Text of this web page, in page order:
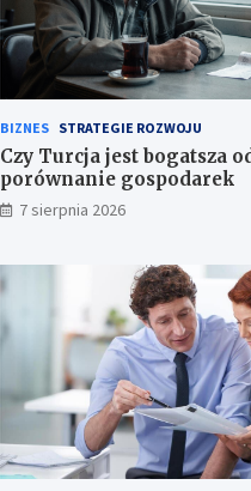
BIZNES STRATEGIE ROZWOJU
Czy Turcja jest bogatsza
porównanie gospodarek
7 sierpnia 2026